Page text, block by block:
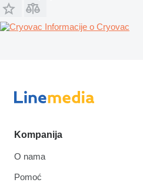
Informacije o Cryovac
Kompanija
O nama
Pomoć